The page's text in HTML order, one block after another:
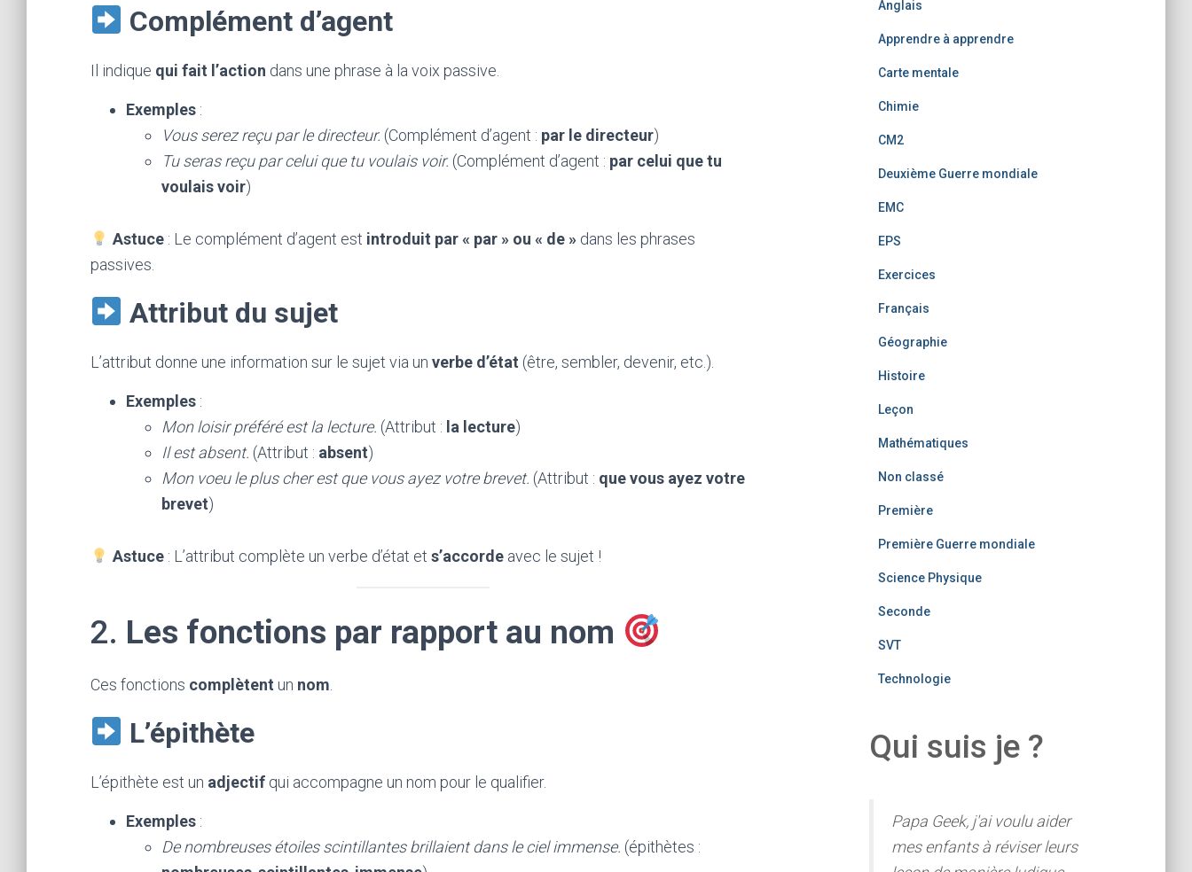
Complément d’agent
Il indique qui fait l’action dans une phrase à la voix passive.
Exemples :
Vous serez reçu par le directeur. (Complément d’agent : par le directeur)
Tu seras reçu par celui que tu voulais voir. (Complément d’agent : par celui que tu
voulais voir)
Astuce: Le complément d’agent est introduit par « par » ou « de »dans les phrases
passives.
Attribut du sujet
L’attribut donne une information sur le sujet via un verbe d’état (être, sembler, devenir, etc.).
Exemples :
Mon loisir préféré est la lecture. (Attribut : la lecture)
Il est absent. (Attribut : absent)
Mon voeu le plus cher est que vous ayez votre brevet. (Attribut : que vous ayez votre
brevet)
Astuce: L’attribut complète un verbe d’état et s’accordeavec le sujet !
2. Les fonctions par rapport au nom
Ces fonctions complètent un nom
L’épithète
L’épithète est un adjectif qui accompagne un nom pour le qualifier.
Exemples :
De nombreuses étoiles scintillantes brillaient dans le ciel immense. (épithètes :
Anglais
Apprendre à apprendre
Carte mentale
Chimie
CM2
Deuxième Guerre mondiale
EMC
EPS
Exercices
Français
Géographie
Histoire
Leçon
Mathématiques
Non classé
Première
Première Guerre mondiale
Science Physique
Seconde
SVT
Technologie
Qui suis je ?
Papa Geek, j'ai voulu aider
mes enfants à réviser leurs